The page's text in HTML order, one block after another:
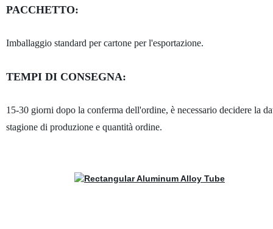
PACCHETTO:
Imballaggio standard per cartone per l'esportazione.
TEMPI DI CONSEGNA:
15-30 giorni dopo la conferma dell'ordine, è necessario decidere la
stagione di produzione e quantità ordine.